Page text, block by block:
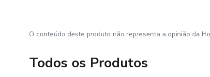
O conteúdo deste produto não representa a opinião da
Todos os Produtos